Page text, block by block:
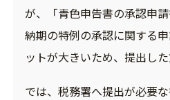
が、「青色申告書の承認申
納期の特例の承認に関する
ットが大きいため、提出した
では、税務署へ提出が必要